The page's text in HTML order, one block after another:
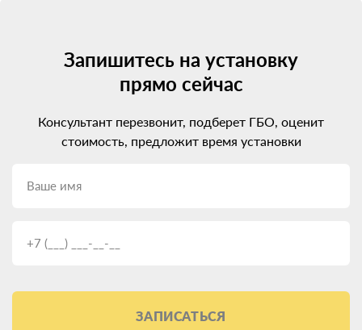
Запишитесь на установку
прямо сейчас
Консультант перезвонит, подберет ГБО, оценит
стоимость, предложит время установки
ЗАПИСАТЬСЯ